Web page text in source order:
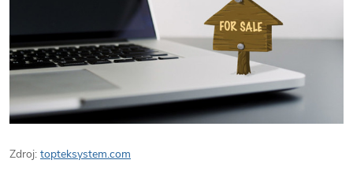
Zdroj: topteksystem.com